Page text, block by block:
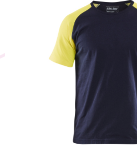
Binnenreclame
Drukwerk
Brievenbuspakketten